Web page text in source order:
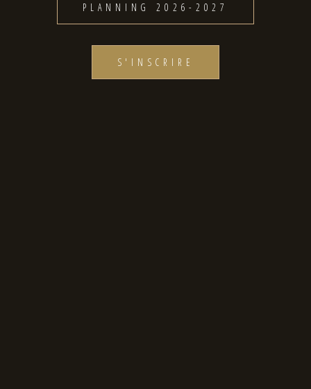
PLANNING 2026-2027
S'INSCRIRE